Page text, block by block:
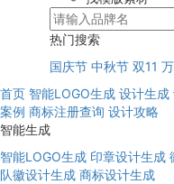
热门搜索
国庆节 中秋节 双11
首页 智能LOGO生成 设计生成
案例 商标注册查询 设计攻略
智能生成
智能LOGO生成 印章设计生成
队徽设计生成 商标设计生成